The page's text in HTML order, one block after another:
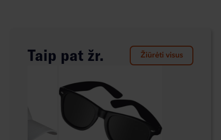
Taip pat žr. Žiūrėti visus